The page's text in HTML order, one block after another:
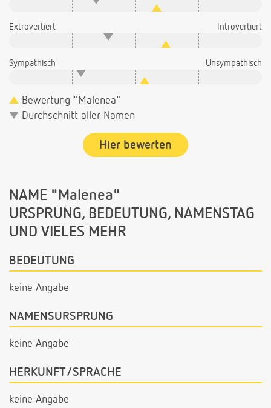
Extrovertiert Introvertiert
Sympathisch Unsympathisch
Bewertung "Malenea"
Durchschnitt aller Namen
Hier bewerten
NAME "Malenea"
URSPRUNG, BEDEUTUNG, NAMENSTAG
UND VIELES MEHR
BEDEUTUNG
keine Angabe
NAMENSURSPRUNG
keine Angabe
HERKUNFT/SPRACHE
keine Angabe